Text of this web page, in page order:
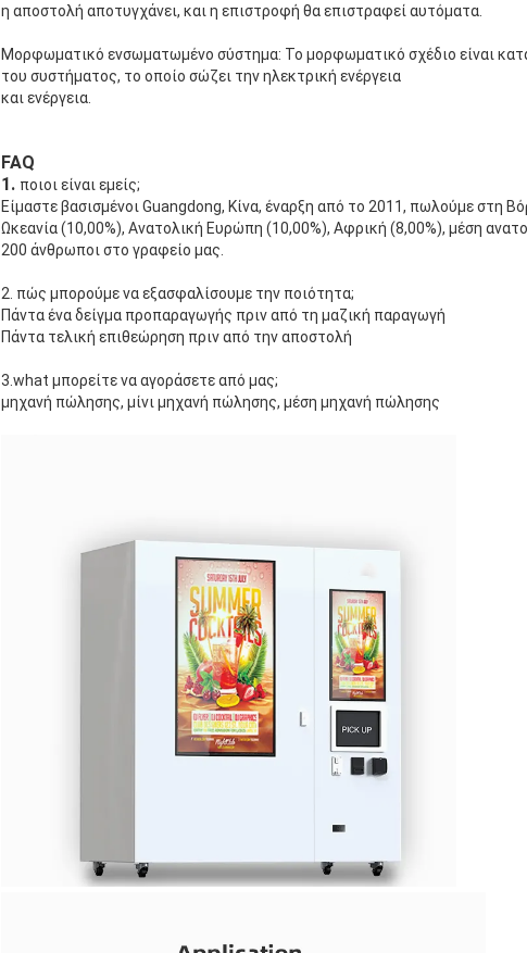
η αποστολή αποτυγχάνει, και η επιστροφή θα επιστραφεί αυτόματα.
Μορφωματικό ενσωματωμένο σύστημα: Το μορφωματικό σχέδιο είναι
του συστήματος, το οποίο σώζει την ηλεκτρική ενέργεια
και ενέργεια.
FAQ
1. ποιοι είναι εμείς;
Είμαστε βασισμένοι Guangdong, Κίνα, έναρξη από το 2011, πωλούμε στη
Ωκεανία (10,00%), Ανατολική Ευρώπη (10,00%), Αφρική (8,00%), μέση
200 άνθρωποι στο γραφείο μας.
2. πώς μπορούμε να εξασφαλίσουμε την ποιότητα;
Πάντα ένα δείγμα προπαραγωγής πριν από τη μαζική παραγωγή
Πάντα τελική επιθεώρηση πριν από την αποστολή
3.what μπορείτε να αγοράσετε από μας;
μηχανή πώλησης, μίνι μηχανή πώλησης, μέση μηχανή πώλησης